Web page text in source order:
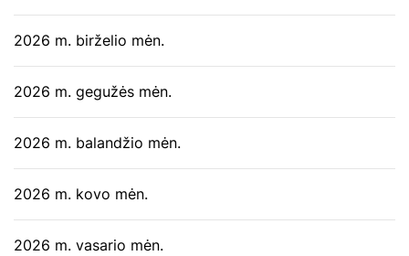
2026 m. birželio mėn.
2026 m. gegužės mėn.
2026 m. balandžio mėn.
2026 m. kovo mėn.
2026 m. vasario mėn.